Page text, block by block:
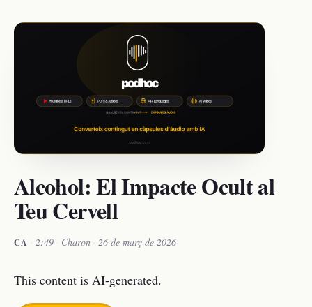
Alcohol: El Impacte Ocult al
Teu Cervell
CA · 2:49 · Charon · 26 de març de 2026
This content is AI-generated.